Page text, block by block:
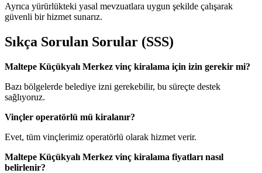
Ayrıca yürürlükteki yasal mevzuatlara uygun şekilde çalışarak
güvenli bir hizmet sunarız.
Sıkça Sorulan Sorular (SSS)
Maltepe Küçükyalı Merkez vinç kiralama için izin gerekir mi?
Bazı bölgelerde belediye izni gerekebilir, bu süreçte destek
sağlıyoruz.
Vinçler operatörlü mü kiralanır?
Evet, tüm vinçlerimiz operatörlü olarak hizmet verir.
Maltepe Küçükyalı Merkez vinç kiralama fiyatları nasıl
belirlenir?